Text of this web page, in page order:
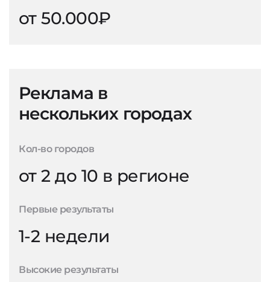
от 50.000₽
Реклама в
нескольких городах
Кол-во городов
от 2 до 10 в регионе
Первые результаты
1-2 недели
Высокие результаты